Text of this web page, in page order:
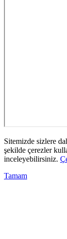
Sitemizde sizlere
şekilde çerezler
inceleyebilirsiniz.
Tamam